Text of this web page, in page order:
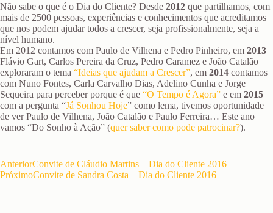
Não sabe o que é o Dia do Cliente? Desde 2012 que partilhamos, com
mais de 2500 pessoas, experiências e conhecimentos que acreditamos
que nos podem ajudar todos a crescer, seja profissionalmente, seja a
nível humano.
Em 2012 contamos com Paulo de Vilhena e Pedro Pinheiro, em 2013
Flávio Gart, Carlos Pereira da Cruz, Pedro Caramez e João Catalão
exploraram o tema “Ideias que ajudam a Crescer”, em 2014 contamos
com Nuno Fontes, Carla Carvalho Dias, Adelino Cunha e Jorge
Sequeira para perceber porque é que “O Tempo é Agora” e em 2015
com a pergunta “Já Sonhou Hoje” como lema, tivemos oportunidade
de ver Paulo de Vilhena, João Catalão e Paulo Ferreira… Este ano
vamos “Do Sonho à Ação” (quer saber como pode patrocinar?).
AnteriorConvite de Cláudio Martins – Dia do Cliente 2016
PróximoConvite de Sandra Costa – Dia do Cliente 2016